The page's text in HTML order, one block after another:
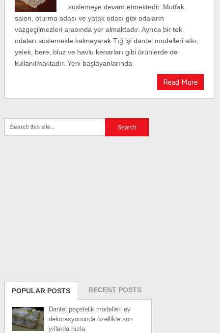
süslemeye devam etmektedir. Mutfak,
salon, oturma odası ve yatak odası gibi odaların
vazgeçilmezleri arasında yer almaktadır. Ayrıca bir tek
odaları süslemekle kalmayarak Tığ işi dantel modelleri atkı,
yelek, bere, bluz ve havlu kenarları gibi ürünlerde de
kullanılmaktadır. Yeni başlayanlarında
Read More
POPULAR POSTS RECENT POSTS
Dantel peçetelik modelleri ev
dekorasyonunda özellikle son
yıllarda hızla